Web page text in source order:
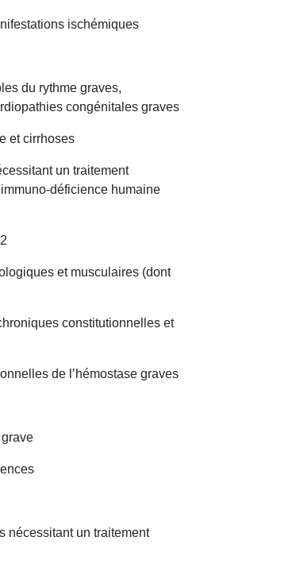
ischémiques
du rythme graves,
congénitales graves
et cirrhoses
un traitement
déficience humaine
et musculaires (dont
constitutionnelles et
de l’hémostase graves
nécessitant un traitement